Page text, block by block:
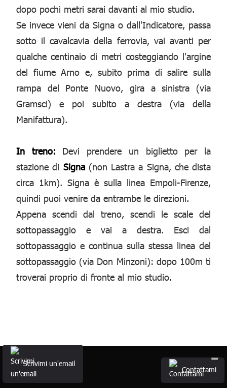
dopo pochi metri sarai davanti al mio studio.
Se invece vieni da Signa o dall'Indicatore, passa
sotto il cavalcavia della ferrovia, vai avanti per
qualche centinaio di metri costeggiando l'argine
del fiume Arno e, subito prima di salire sulla
rampa del Ponte Nuovo, gira a sinistra (via
Gramsci) e poi subito a destra (via della
Manifattura).
In treno: Devi prendere un biglietto per la
stazione di Signa(non Lastra a Signa, che dista
circa 1km). Signa è sulla linea Empoli-Firenze,
quindi puoi venire da entrambe le direzioni.
Appena scendi dal treno, scendi le scale del
sottopassaggio e vai a destra. Esci dal
sottopassaggio e continua sulla stessa linea del
sottopassaggio (via Don Minzoni): dopo 100m ti
troverai proprio di fronte al mio studio.
Scrivimi un'email
Contattami